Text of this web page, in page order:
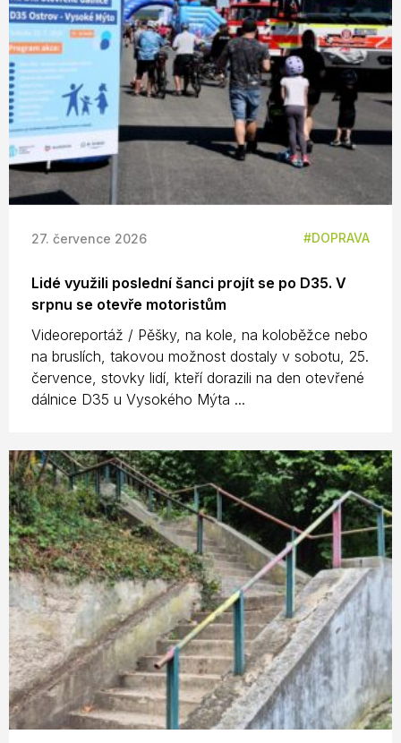
27. července 2026 DOPRAVA
Lidé využili poslední šanci projít se po D35. V
srpnu se otevře motoristům
Videoreportáž / Pěšky, na kole, na koloběžce nebo
na bruslích, takovou možnost dostaly v sobotu, 25.
července, stovky lidí, kteří dorazili na den otevřené
dálnice D35 u Vysokého Mýta ...